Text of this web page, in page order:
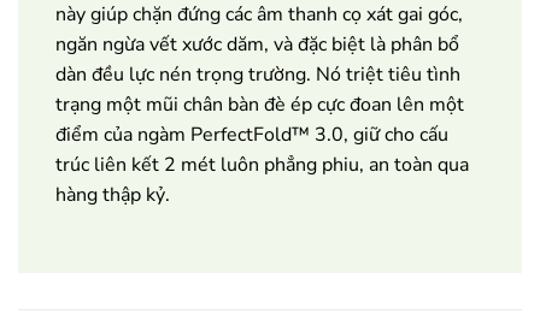
này giúp chặn đứng các âm thanh cọ xát gai góc,
ngăn ngừa vết xước dăm, và đặc biệt là phân bổ
dàn đều lực nén trọng trường. Nó triệt tiêu tình
trạng một mũi chân bàn đè ép cực đoan lên một
điểm của ngàm PerfectFold™ 3.0, giữ cho cấu
trúc liên kết 2 mét luôn phẳng phiu, an toàn qua
hàng thập kỷ.